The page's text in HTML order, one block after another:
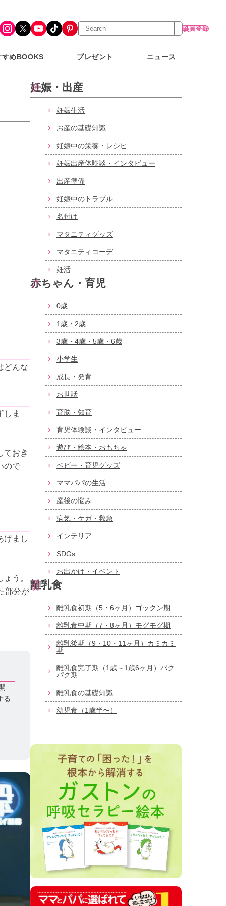
Instagram X YouTube TikTok Pinterest
検
索
会員登録
すめBOOKS プレゼント ニュース
どんな
しま
ておき
ので
げまし
う。
部分が
る
妊娠・出産
妊娠生活
お産の基礎知識
妊娠中の栄養・レシピ
妊娠出産体験談・インタビュー
出産準備
妊娠中のトラブル
名付け
マタニティグッズ
マタニティコーデ
妊活
赤ちゃん・育児
0歳
1歳・2歳
3歳・4歳・5歳・6歳
小学生
成長・発育
お世話
育脳・知育
育児体験談・インタビュー
遊び・絵本・おもちゃ
ベビー・育児グッズ
ママパパの生活
産後の悩み
病気・ケガ・救急
インテリア
SDGs
お出かけ・イベント
離乳食
離乳食初期（5・6ヶ月）ゴックン期
離乳食中期（7・8ヶ月）モグモグ期
離乳後期（9・10・11ヶ月）カミカミ
期
離乳食完了期（1歳～1歳6ヶ月）パク
パク期
離乳食の基礎知識
幼児食（1歳半〜）